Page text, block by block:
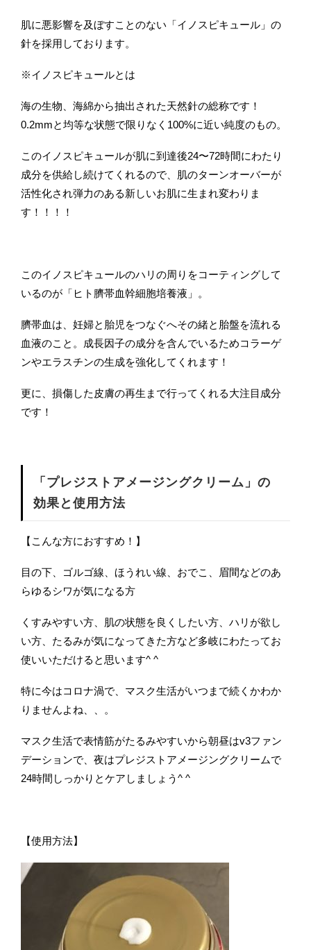
肌に悪影響を及ぼすことのない「イノスピキュール」の
針を採用しております。
※イノスピキュールとは
海の生物、海綿から抽出された天然針の総称です！
0.2mmと均等な状態で限りなく100%に近い純度のもの。
このイノスピキュールが肌に到達後24〜72時間にわたり
成分を供給し続けてくれるので、肌のターンオーバーが
活性化され弾力のある新しいお肌に生まれ変わりま
す！！！！
このイノスピキュールのハリの周りをコーティングして
いるのが「ヒト臍帯血幹細胞培養液」。
臍帯血は、妊婦と胎児をつなぐへその緒と胎盤を流れる
血液のこと。成長因子の成分を含んでいるためコラーゲ
ンやエラスチンの生成を強化してくれます！
更に、損傷した皮膚の再生まで行ってくれる大注目成分
です！
「プレジストアメージングクリーム」の
効果と使用方法
【こんな方におすすめ！】
目の下、ゴルゴ線、ほうれい線、おでこ、眉間などのあ
らゆるシワが気になる方
くすみやすい方、肌の状態を良くしたい方、ハリが欲し
い方、たるみが気になってきた方など多岐にわたってお
使いいただけると思います^ ^
特に今はコロナ渦で、マスク生活がいつまで続くかわか
りませんよね、、。
マスク生活で表情筋がたるみやすいから朝昼はv3ファン
デーションで、夜はプレジストアメージングクリームで
24時間しっかりとケアしましょう^ ^
【使用方法】